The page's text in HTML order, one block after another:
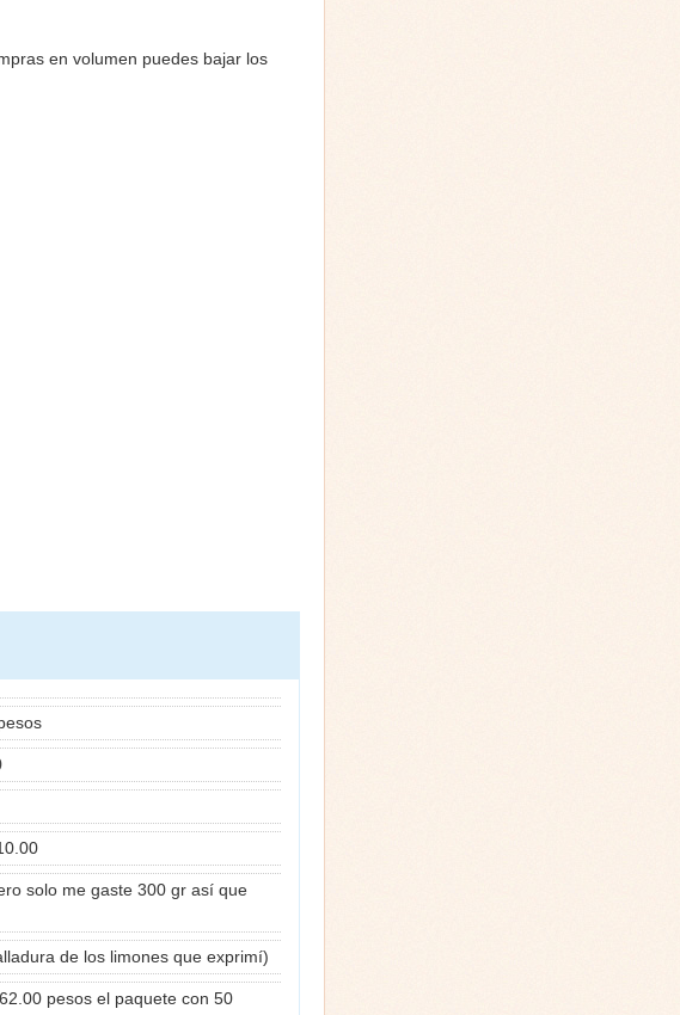
en volumen puedes bajar los
solo me gaste 300 gr así que
de los limones que exprimí)
pesos el paquete con 50